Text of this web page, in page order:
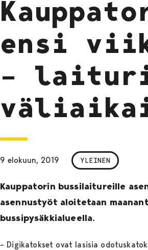
ensi
–
9 elokuun, 2019 YLEINEN
Kauppatorin bussilaitureille
asennustyöt aloitetaan
bussipysäkkialueella.
– Digikatokset ovat lasisia